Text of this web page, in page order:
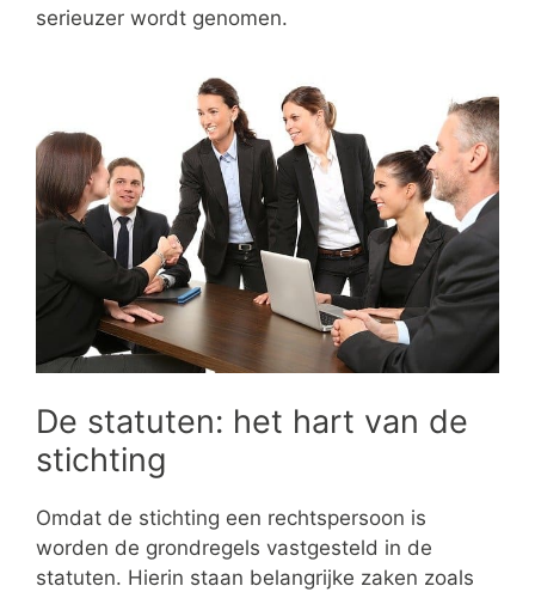
serieuzer wordt genomen.
De statuten: het hart van de
stichting
Omdat de stichting een rechtspersoon is
worden de grondregels vastgesteld in de
statuten. Hierin staan belangrijke zaken zoals